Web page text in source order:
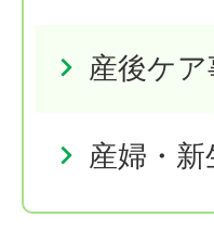
産後ケ
産婦・